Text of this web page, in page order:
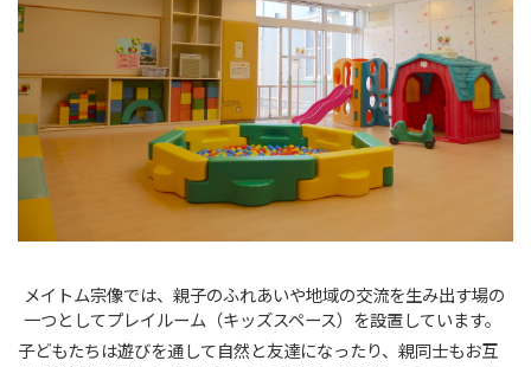
メイトム宗像では、親子のふれあいや地域の交流を生み出す場の
一つとしてプレイルーム（キッズスペース）を設置しています。
子どもたちは遊びを通して自然と友達になったり、親同士もお互